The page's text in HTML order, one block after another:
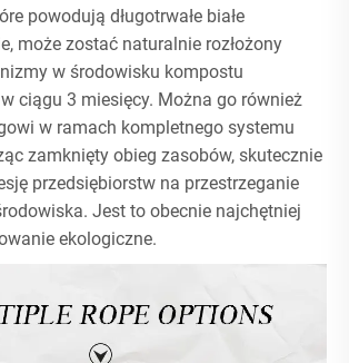
powodują długotrwałe białe
może zostać naturalnie rozłożony
w środowisku kompostu
ciągu 3 miesięcy. Można go również
w ramach kompletnego systemu
zamknięty obieg zasobów, skutecznie
przedsiębiorstw na przestrzeganie
Jest to obecnie najchętniej
ekologiczne.